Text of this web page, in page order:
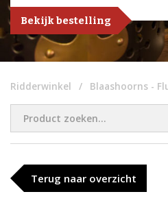
Bekijk bestelling
Ridderwinkel Blaashoorns -
Terug naar overzicht